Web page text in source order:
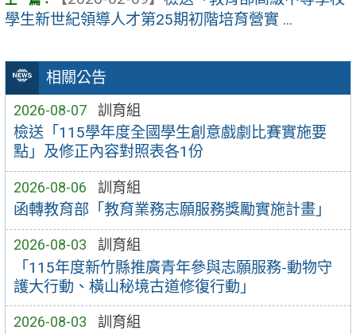
相關公告
2026-08-07 訓育組
檢送「115學年度全國學生創意戲劇比賽實施要
點」及修正內容對照表各1份
2026-08-06 訓育組
函轉教育部「教育業務志願服務獎勵實施計畫」
2026-08-03 訓育組
「115年度新竹縣推廣青年參與志願服務-動物守
護大行動、橫山秘境古道修復行動」
2026-08-03 訓育組
學生新世紀領導人才第25期初階培育營實 ...